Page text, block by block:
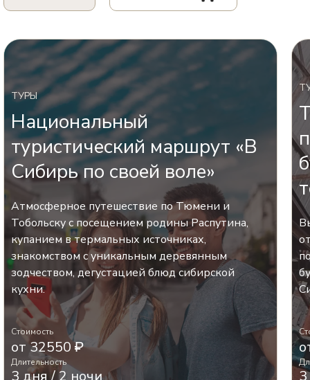
ТУРЫ
Национальный
туристический маршрут «В
Сибирь по своей воле»
Атмосферное путешествие по Тюмени и
Тобольску с посещением родины Распутина,
купанием в термальных источниках,
знакомством с уникальным деревянным
зодчеством, дегустацией блюд сибирской
кухни.
Стоимость
от 32550
Длительность
3 дня / 2 ночи